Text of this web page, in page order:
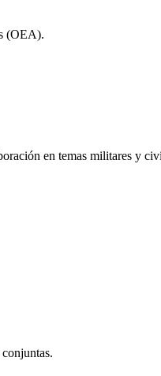
(OEA).
en temas militares y